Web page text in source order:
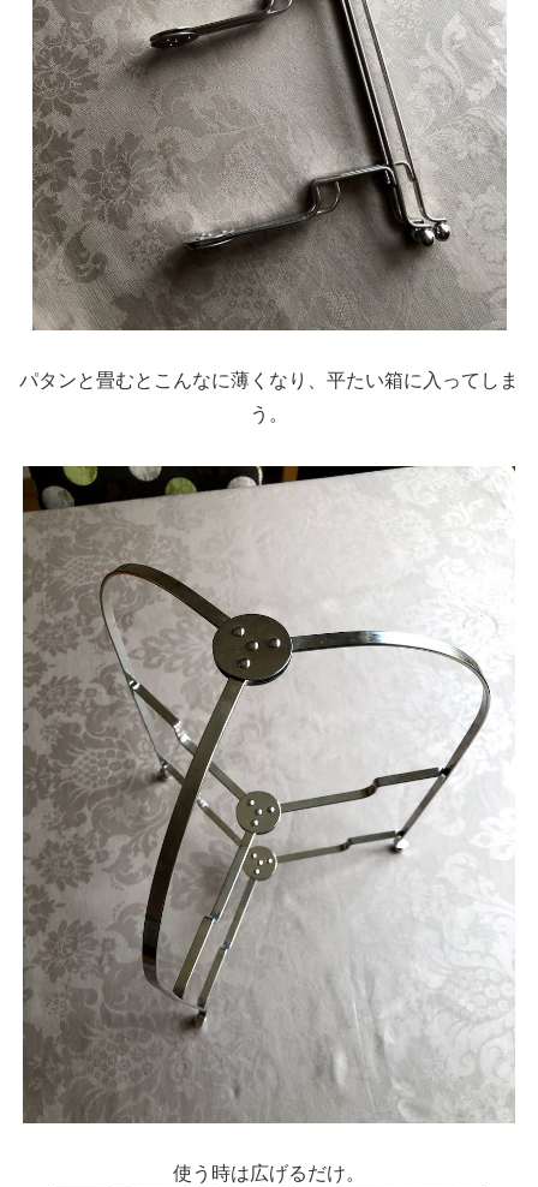
パタンと畳むとこんなに薄くなり、平たい箱に入ってしま
う。
使う時は広げるだけ。